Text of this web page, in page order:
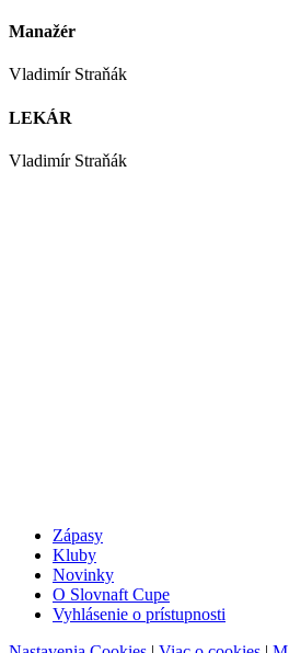
Manažér
Vladimír Straňák
LEKÁR
Vladimír Straňák
Zápasy
Kluby
Novinky
O Slovnaft Cupe
Vyhlásenie o prístupnosti